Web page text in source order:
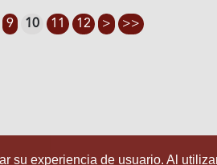
9 10 11 12 > >>
su experiencia de usuario. Al